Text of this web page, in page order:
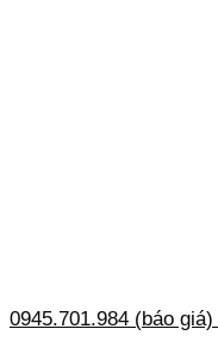
0945.701.984 (báo giá)